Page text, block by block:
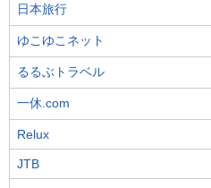
日本旅行
ゆこゆこネット
るるぶトラベル
一休.com
Relux
JTB